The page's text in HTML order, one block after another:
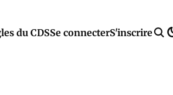
du CDSSe connecterS'inscrire